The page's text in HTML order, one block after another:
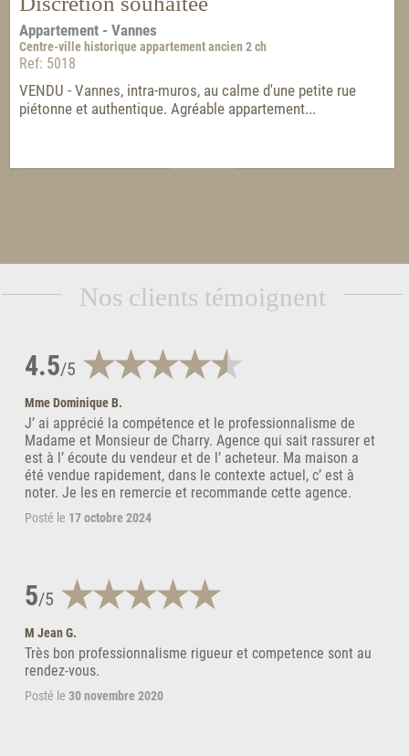
Appartement - Vannes
Centre-ville historique appartement ancien 2 ch
Ref: 5018
VENDU - Vannes, intra-muros, au calme d'une petite rue
piétonne et authentique. Agréable appartement...
Nos clients témoignent
4.5/5
Mme Dominique B.
J’ ai apprécié la compétence et le professionnalisme de
Madame et Monsieur de Charry. Agence qui sait rassurer et
est à l’ écoute du vendeur et de l’ acheteur. Ma maison a
été vendue rapidement, dans le contexte actuel, c’ est à
noter. Je les en remercie et recommande cette agence.
Posté le 17 octobre 2024
5/5
M Jean G.
Très bon professionnalisme rigueur et competence sont au
rendez-vous.
Posté le 30 novembre 2020